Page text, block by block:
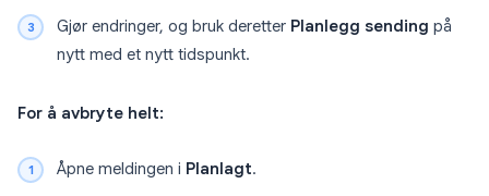
Gjør endringer, og bruk deretter Planlegg sending på
nytt med et nytt tidspunkt.
For å avbryte helt:
Åpne meldingen i Planlagt.